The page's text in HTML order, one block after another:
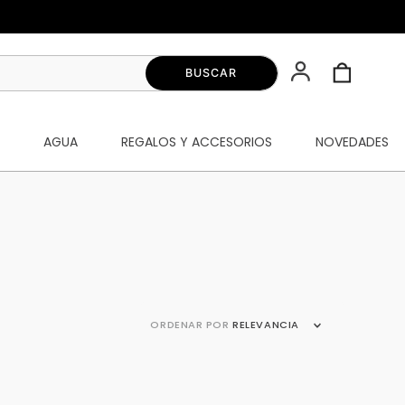
AGUA REGALOS Y ACCESORIOS NOVEDADES
ORDENAR POR RELEVANCIA